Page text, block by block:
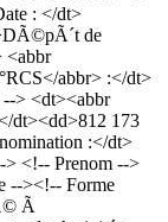
: </dt>
de
<abbr
abbr> :</dt>
> <dt><abbr
dt><dd>812 173
:</dt>
<!-- Prenom -->
--><!-- Forme
Ã